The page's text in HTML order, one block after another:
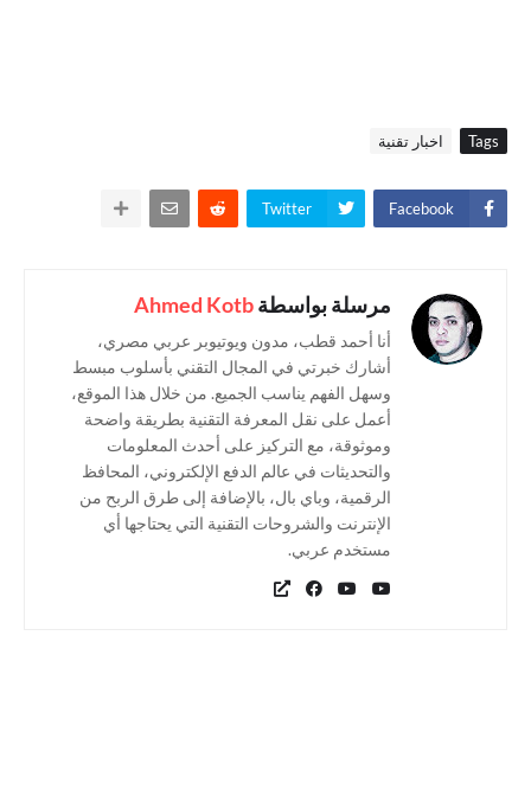
Tags اخبار تقنية
Facebook
Twitter
مرسلة بواسطةAhmed Kotb
أنا أحمد قطب، مدون ويوتيوبر عربي مصري،
أشارك خبرتي في المجال التقني بأسلوب مبسط
وسهل الفهم يناسب الجميع. من خلال هذا الموقع،
أعمل على نقل المعرفة التقنية بطريقة واضحة
وموثوقة، مع التركيز على أحدث المعلومات
والتحديثات في عالم الدفع الإلكتروني، المحافظ
الرقمية، وباي بال، بالإضافة إلى طرق الربح من
الإنترنت والشروحات التقنية التي يحتاجها أي
مستخدم عربي.